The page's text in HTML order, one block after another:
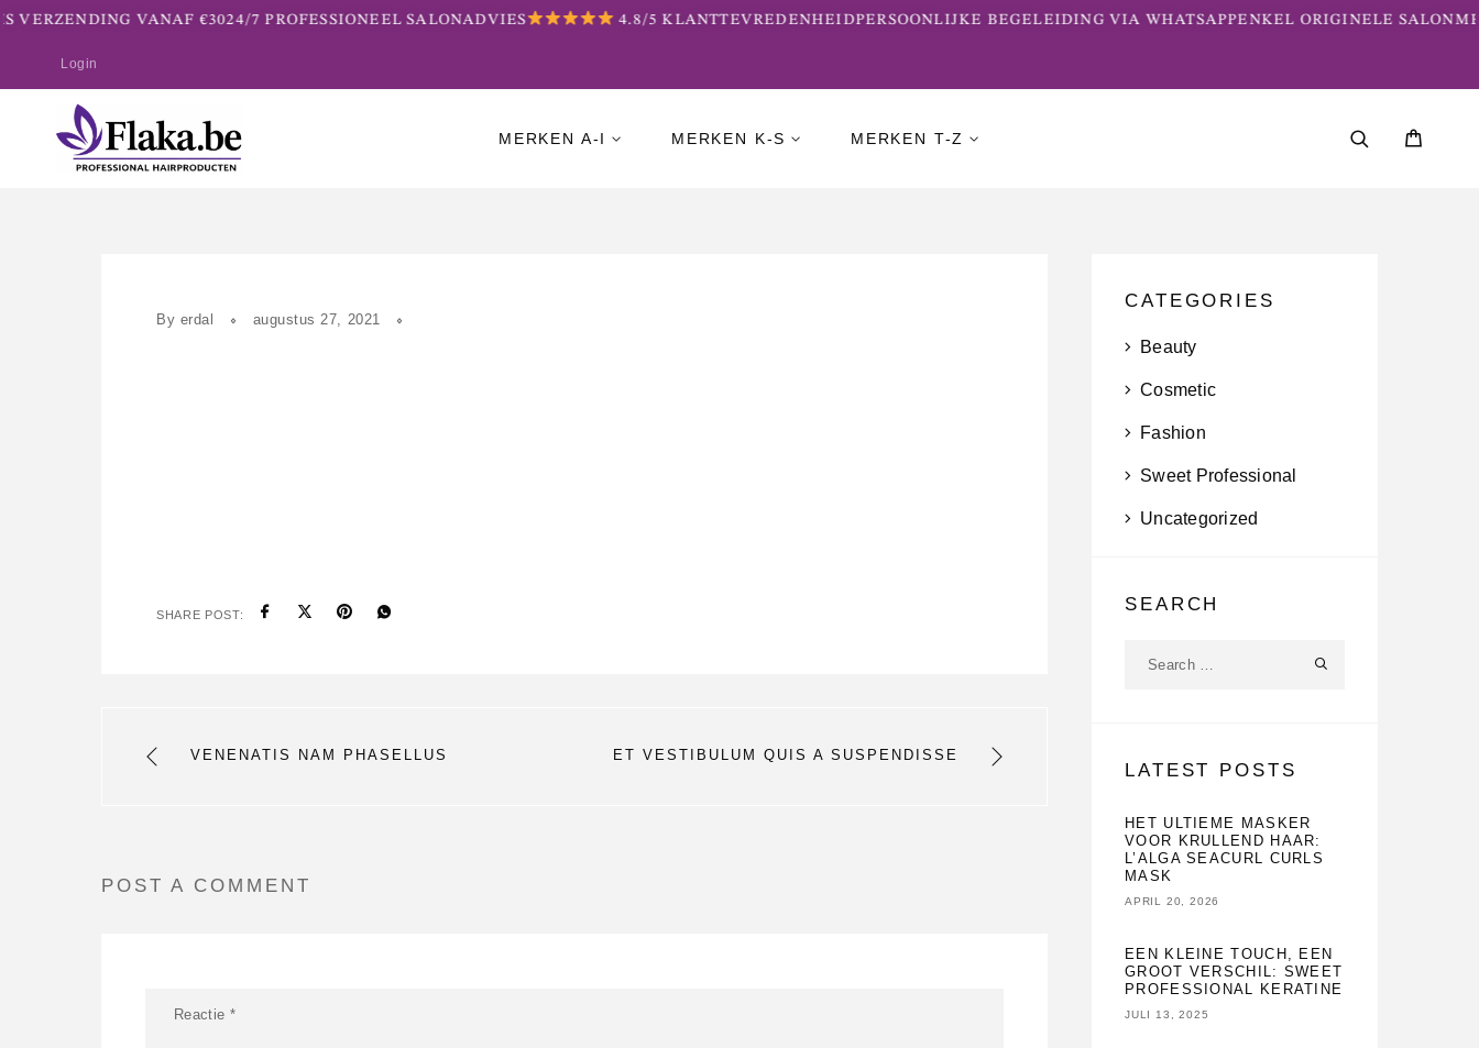
VERZENDING VANAF €3024/7 PROFESSIONEEL SALONADVIES 4.8/5 KLANTTEVREDENHEIDPERSOONLIJKE BEGELEIDING VIA WHATSAPPENKEL ORIGINELE
Login
MERKEN A-I MERKEN K-S MERKEN T-Z
By erdal augustus 27, 2021
SHARE POST:
VENENATIS NAM PHASELLUS ET VESTIBULUM QUIS A SUSPENDISSE
POST A COMMENT
CATEGORIES
Beauty
Cosmetic
Fashion
Sweet Professional
Uncategorized
SEARCH
LATEST POSTS
HET ULTIEME MASKER
VOOR KRULLEND HAAR:
L’ALGA SEACURL CURLS
MASK
APRIL 20, 2026
EEN KLEINE TOUCH, EEN
GROOT VERSCHIL: SWEET
PROFESSIONAL KERATINE
JULI 13, 2025